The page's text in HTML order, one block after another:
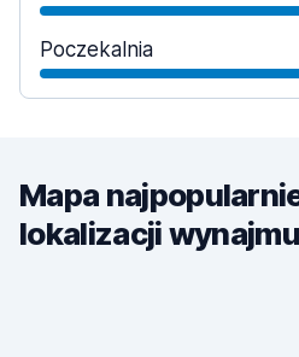
Poczekalnia
Mapa
lokalizacji